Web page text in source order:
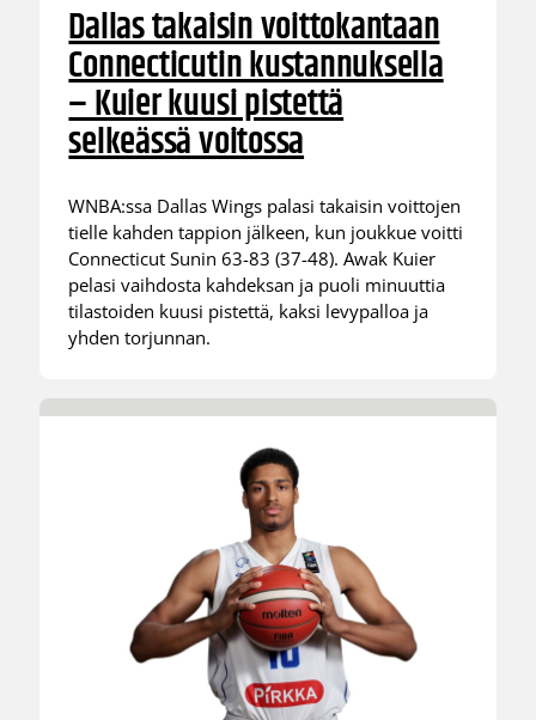
Dallas takaisin voittokantaan
Connecticutin kustannuksella
– Kuier kuusi pistettä
selkeässä voitossa
WNBA:ssa Dallas Wings palasi takaisin voittojen
tielle kahden tappion jälkeen, kun joukkue voitti
Connecticut Sunin 63-83 (37-48). Awak Kuier
pelasi vaihdosta kahdeksan ja puoli minuuttia
tilastoiden kuusi pistettä, kaksi levypalloa ja
yhden torjunnan.